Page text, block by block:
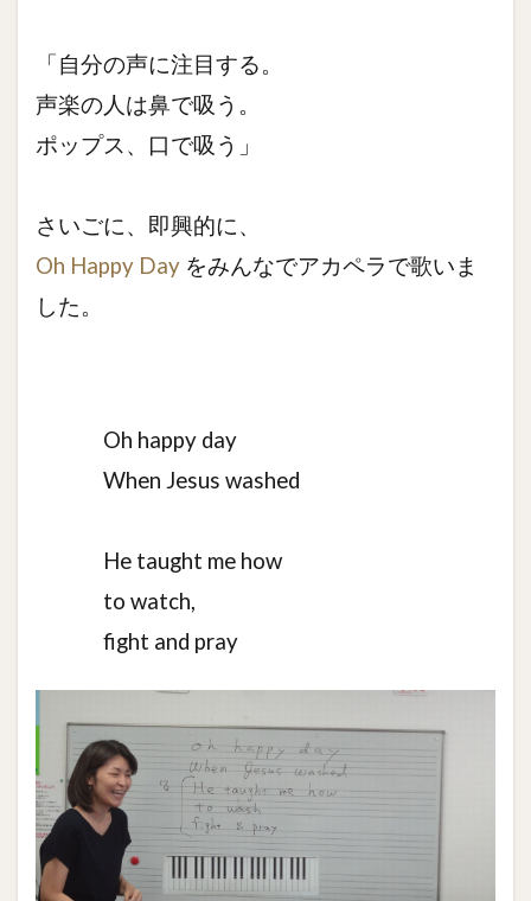
「自分の声に注目する。
声楽の人は鼻で吸う。
ポップス、口で吸う」
さいごに、即興的に、
Oh Happy Day をみんなでアカペラで歌いま
した。
Oh happy day
When Jesus washed
He taught me how
to watch,
fight and pray